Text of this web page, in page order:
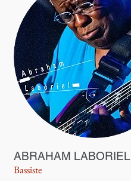
ABRAHAM LABORIEL
Bassiste